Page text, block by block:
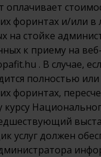
оплачивает
форинтах и/или
на стойке
к приему на
. В случае,
полностью или
форинтах,
курсу
услуг должен